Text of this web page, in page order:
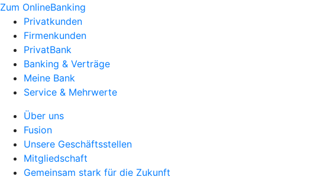
Zum OnlineBanking
Privatkunden
Firmenkunden
PrivatBank
Banking & Verträge
Meine Bank
Service & Mehrwerte
Über uns
Fusion
Unsere Geschäftsstellen
Mitgliedschaft
Gemeinsam stark für die Zukunft